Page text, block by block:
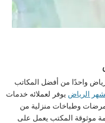
واحدًا من أفضل المكاتب
الرياض يوفر لعملائه خدمات
وطباخات منزلية من
موثوقة المكتب يعمل على